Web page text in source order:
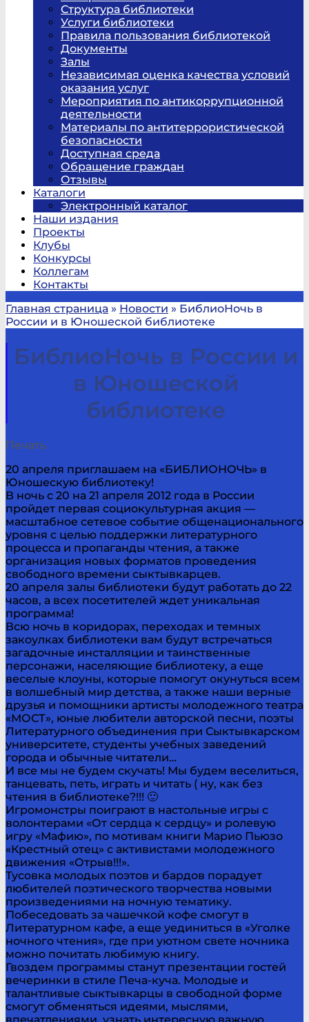
Структура библиотеки
Услуги библиотеки
Правила пользования библиотекой
Документы
Залы
Независимая оценка качества условий
оказания услуг
Мероприятия по антикоррупционной
деятельности
Материалы по антитеррористической
безопасности
Доступная среда
Обращение граждан
Отзывы
Каталоги
Электронный каталог
Наши издания
Проекты
Клубы
Конкурсы
Коллегам
Контакты
Главная страница » Новости » БиблиоНочь в
России и в Юношеской библиотеке
БиблиоНочь в России и
в Юношеской
библиотеке
Печать
20 апреля приглашаем на «БИБЛИОНОЧЬ» в
Юношескую библиотеку!
В ночь с 20 на 21 апреля 2012 года в России
пройдет первая социокультурная акция —
масштабное сетевое событие общенационального
уровня с целью поддержки литературного
процесса и пропаганды чтения, а также
организация новых форматов проведения
свободного времени сыктывкарцев.
20 апреля залы библиотеки будут работать до 22
часов, а всех посетителей ждет уникальная
программа!
Всю ночь в коридорах, переходах и темных
закоулках библиотеки вам будут встречаться
загадочные инсталляции и таинственные
персонажи, населяющие библиотеку, а еще
веселые клоуны, которые помогут окунуться всем
в волшебный мир детства, а также наши верные
друзья и помощники артисты молодежного театра
«МОСТ», юные любители авторской песни, поэты
Литературного объединения при Сыктывкарском
университете, студенты учебных заведений
города и обычные читатели…
И все мы не будем скучать! Мы будем веселиться,
танцевать, петь, играть и читать ( ну, как без
чтения в библиотеке?!!! 🙂
Игромонстры поиграют в настольные игры с
волонтерами «От сердца к сердцу» и ролевую
игру «Мафию», по мотивам книги Марио Пьюзо
«Крестный отец» с активистами молодежного
движения «Отрыв!!!».
Тусовка молодых поэтов и бардов порадует
любителей поэтического творчества новыми
произведениями на ночную тематику.
Побеседовать за чашечкой кофе смогут в
Литературном кафе, а еще уединиться в «Уголке
ночного чтения», где при уютном свете ночника
можно почитать любимую книгу.
Гвоздем программы станут презентации гостей
вечеринки в стиле Печа-куча. Молодые и
талантливые сыктывкарцы в свободной форме
смогут обменяться идеями, мыслями,